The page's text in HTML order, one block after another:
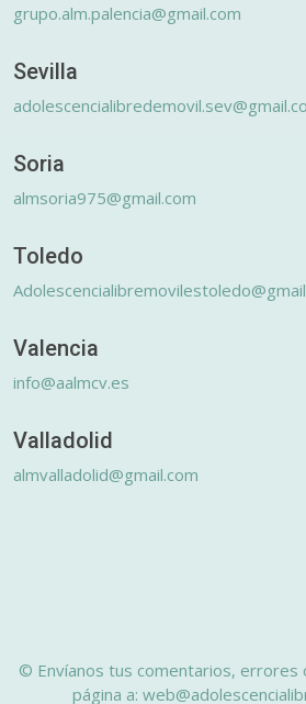
grupo.alm.palencia@gmail.com
Sevilla
Soria
almsoria975@gmail.com
Toledo
Valencia
info@aalmcv.es
Valladolid
almvalladolid@gmail.com
© Envíanos tus comentarios, errores
página a: